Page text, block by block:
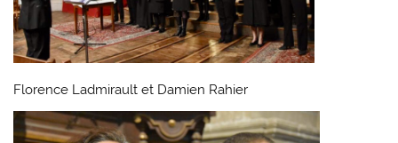
Florence Ladmirault et Damien Rahier